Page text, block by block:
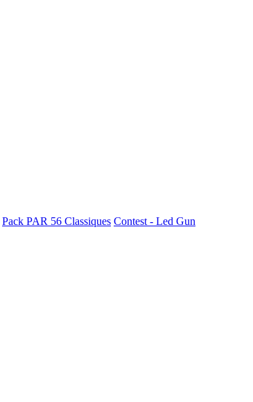
Pack PAR 56 Classiques Contest - Led Gun